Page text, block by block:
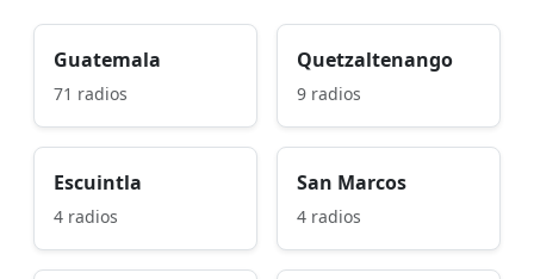
Guatemala
71 radios
Quetzaltenango
9 radios
Escuintla
4 radios
San Marcos
4 radios